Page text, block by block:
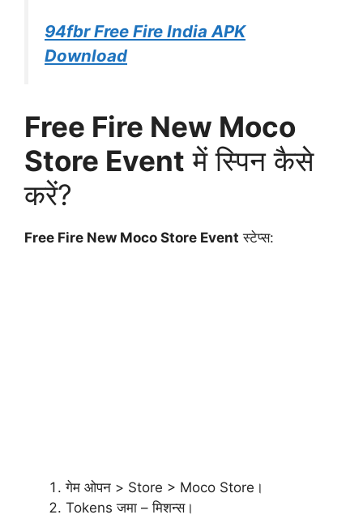
94fbr Free Fire India APK
Download
Free Fire New Moco
Store Event में स्पिन कैसे
करें?
Free Fire New Moco Store Event स्टेप्स:
गेम ओपन > Store > Moco Store।
Tokens जमा – मिशन्स।